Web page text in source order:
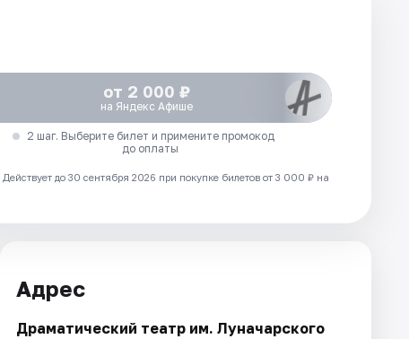
от 2 000 ₽
на Яндекс Афише
2 шаг. Выберите билет и примените промокод
до оплаты
Действует до 30 сентября 2026 при покупке билетов от 3 000 ₽ на
Адрес
Драматический театр им. Луначарского